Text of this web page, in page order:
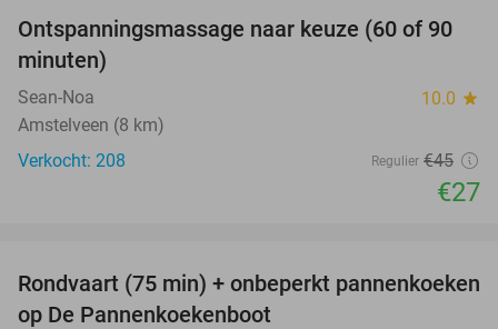
40%
Ontspanningsmassage naar keuze (60 of 90
minuten)
Sean-Noa 10.0 star
Amstelveen (8 km)
Verkocht: 208
Regulier €45
€27
30%
Rondvaart (75 min) + onbeperkt pannenkoeken
op De Pannenkoekenboot